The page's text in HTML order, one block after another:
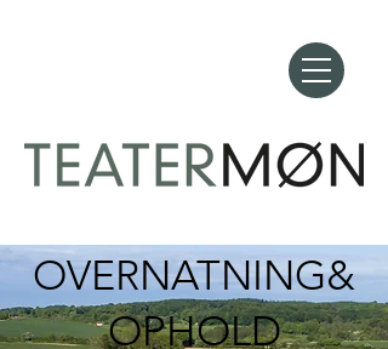
OVERNATNING&
OPHOLD